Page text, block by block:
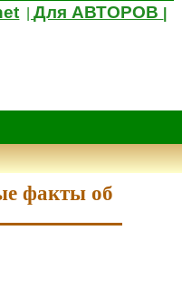
|Для АВТОРОВ
факты об